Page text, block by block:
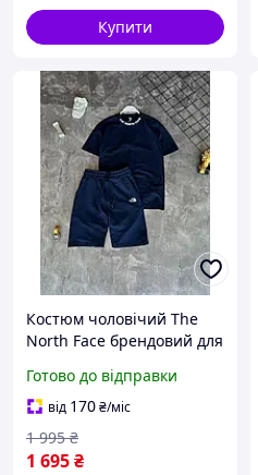
Купити
Костюм чоловічий The
North Face брендовий для
стильний комплект
шорти футболка ТНФ
спортивний
Готово до відправки
від 170₴/міс
1 695₴
1 995 ₴